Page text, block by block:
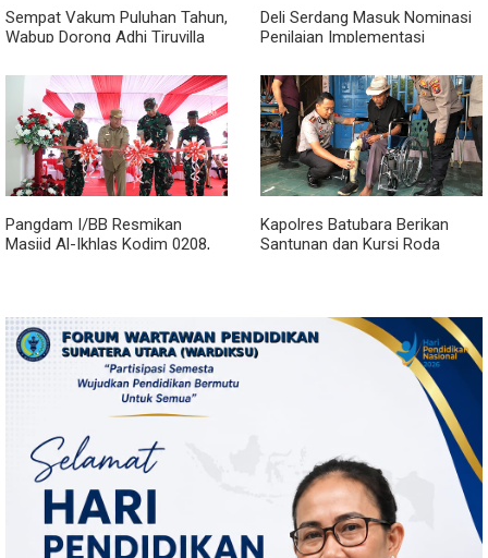
Sempat Vakum Puluhan Tahun,
Wabup Dorong Adhi Tiruvilla
Deli Serdang Masuk Nominasi
Penilaian Implementasi
Regional Sumatera
Pangdam I/BB Resmikan
Masjid Al-Ikhlas Kodim 0208,
Kapolres Batubara Berikan
Santunan dan Kursi Roda